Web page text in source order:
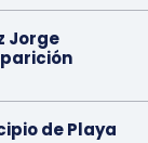
Jorge
de Playa